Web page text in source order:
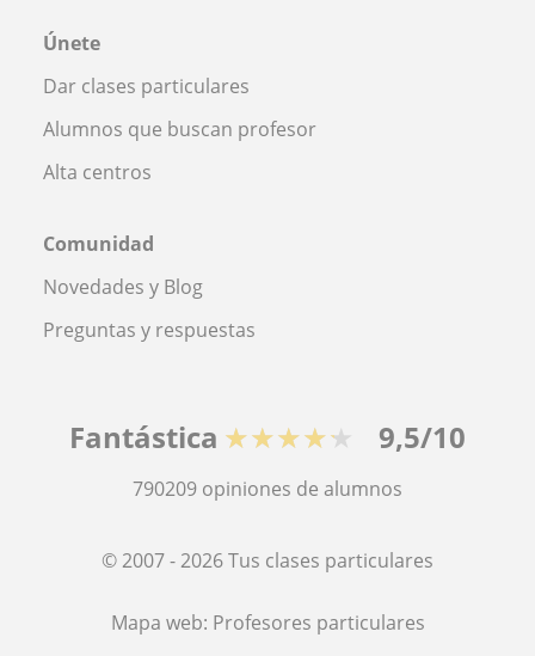
Únete
Dar clases particulares
Alumnos que buscan profesor
Alta centros
Comunidad
Novedades y Blog
Preguntas y respuestas
Fantástica ★★★★★ 9,5/10
790209 opiniones de alumnos
© 2007 - 2026 Tus clases particulares
Mapa web: Profesores particulares